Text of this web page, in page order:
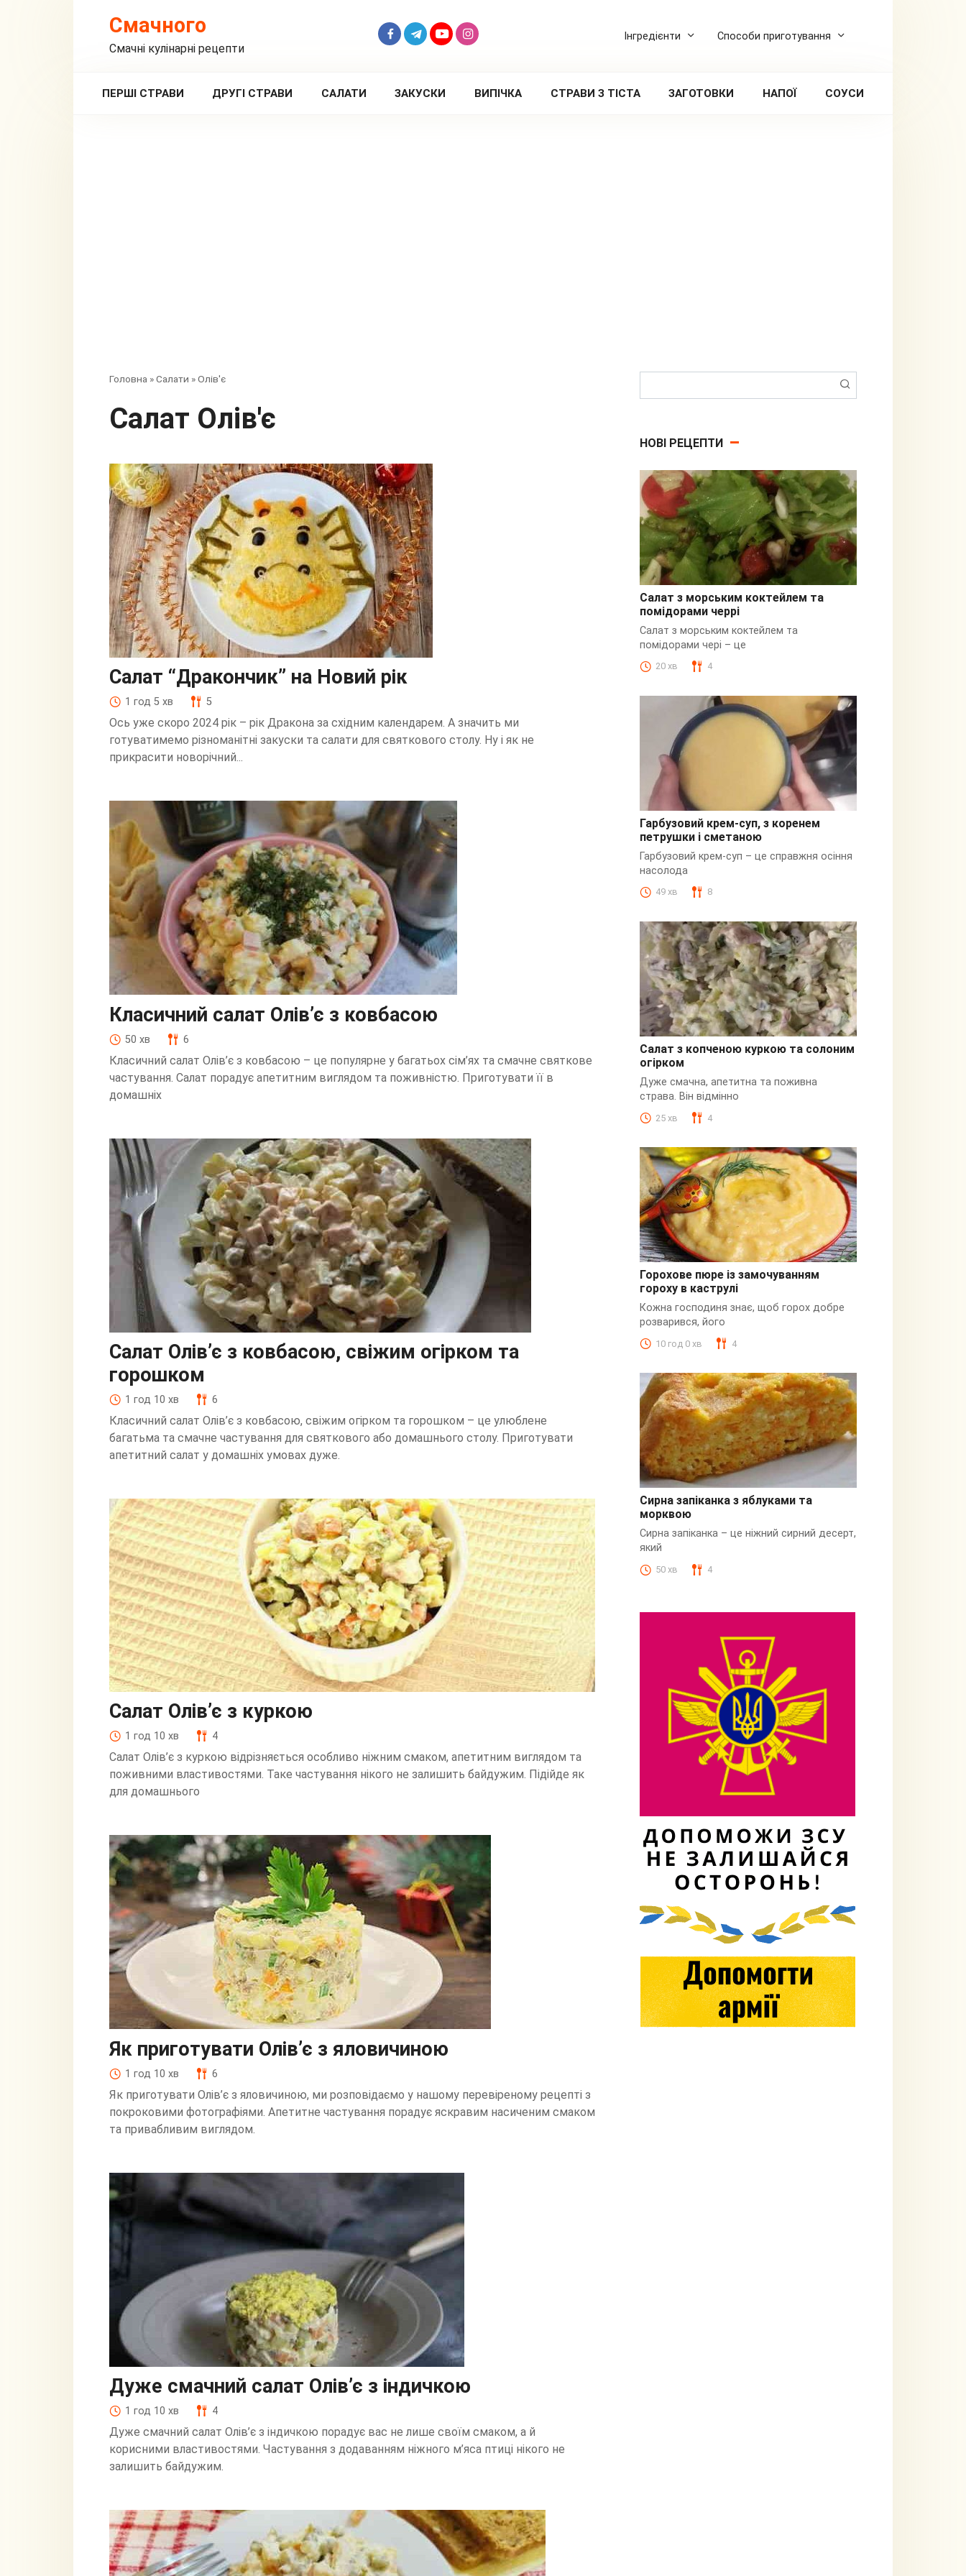
Смачного
Смачні кулінарні рецепти
Інгредієнти Способи приготування
ПЕРШІ СТРАВИ ДРУГІ СТРАВИ САЛАТИ ЗАКУСКИ ВИПІЧКА СТРАВИ З ТІСТА ЗАГОТОВКИ НАПОЇ СОУСИ
Головна »Салати »Олів'є
Салат Олів'є
Салат “Дракончик” на Новий рік
1 год 5 хв 5
Ось уже скоро 2024 рік – рік Дракона за східним календарем. А значить ми
готуватимемо різноманітні закуски та салати для святкового столу. Ну і як не
прикрасити новорічний...
Класичний салат Олів’є з ковбасою
50 хв 6
Класичний салат Олів’є з ковбасою – це популярне у багатьох сім’ях та смачне святкове
частування. Салат порадує апетитним виглядом та поживністю. Приготувати її в
домашніх
Салат Олів’є з ковбасою, свіжим огірком та
горошком
1 год 10 хв 6
Класичний салат Олів’є з ковбасою, свіжим огірком та горошком – це улюблене
багатьма та смачне частування для святкового або домашнього столу. Приготувати
апетитний салат у домашніх умовах дуже.
Салат Олів’є з куркою
1 год 10 хв 4
Салат Олів’є з куркою відрізняється особливо ніжним смаком, апетитним виглядом та
поживними властивостями. Таке частування нікого не залишить байдужим. Підійде як
для домашнього
Як приготувати Олів’є з яловичиною
1 год 10 хв 6
Як приготувати Олів’є з яловичиною, ми розповідаємо у нашому перевіреному рецепті з
покроковими фотографіями. Апетитне частування порадує яскравим насиченим смаком
та привабливим виглядом.
Дуже смачний салат Олів’є з індичкою
1 год 10 хв 4
Дуже смачний салат Олів’є з індичкою порадує вас не лише своїм смаком, а й
корисними властивостями. Частування з додаванням ніжного м’яса птиці нікого не
залишить байдужим.
НОВІ РЕЦЕПТИ
З кальмарами
Салат з морським коктейлем та
помідорами черрі
Салат з морським коктейлем та
помідорами чері – це
20 хв 4
Гарбузовий
Гарбузовий крем-суп, з коренем
петрушки і сметаною
Гарбузовий крем-суп – це справжня осіння
насолода
49 хв 8
З куркою
Салат з копченою куркою та солоним
огірком
Дуже смачна, апетитна та поживна
страва. Він відмінно
25 хв 4
Пюре
Горохове пюре із замочуванням
гороху в каструлі
Кожна господиня знає, щоб горох добре
розварився, його
10 год 0 хв 4
Сирна
Сирна запіканка з яблуками та
морквою
Сирна запіканка – це ніжний сирний десерт,
який
50 хв 4